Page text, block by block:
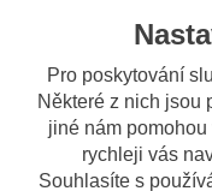
Pro poskytování
Některé z nich jsou
jiné nám
rychleji vás
Souhlasíte s
Sdílet
Odeslat